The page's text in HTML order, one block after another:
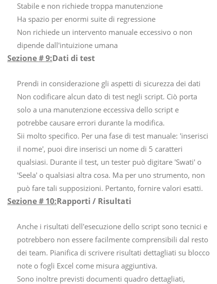
Stabile e non richiede troppa manutenzione
Ha spazio per enormi suite di regressione
Non richiede un intervento manuale eccessivo o non
dipende dall'intuizione umana
Sezione # 9:Dati di test
Prendi in considerazione gli aspetti di sicurezza dei dati
Non codificare alcun dato di test negli script. Ciò porta
solo a una manutenzione eccessiva dello script e
potrebbe causare errori durante la modifica.
Sii molto specifico. Per una fase di test manuale: 'inserisci
il nome', puoi dire inserisci un nome di 5 caratteri
qualsiasi. Durante il test, un tester può digitare 'Swati' o
'Seela' o qualsiasi altra cosa. Ma per uno strumento, non
può fare tali supposizioni. Pertanto, fornire valori esatti.
Sezione # 10:Rapporti / Risultati
Anche i risultati dell'esecuzione dello script sono tecnici e
potrebbero non essere facilmente comprensibili dal resto
dei team. Pianifica di scrivere risultati dettagliati su blocco
note o fogli Excel come misura aggiuntiva.
Sono inoltre previsti documenti quadro dettagliati,